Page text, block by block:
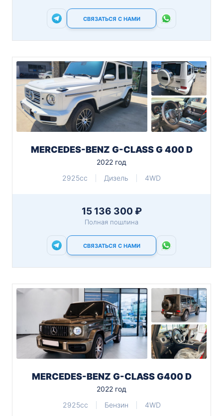
СВЯЗАТЬСЯ С НАМИ
MERCEDES-BENZ G-CLASS G 400 D
2022 год
2925cc
Дизель 4WD
15 136 300 ₽
Полная пошлина
СВЯЗАТЬСЯ С НАМИ
MERCEDES-BENZ G-CLASS G400 D
2022 год
2925cc
Бензин 4WD